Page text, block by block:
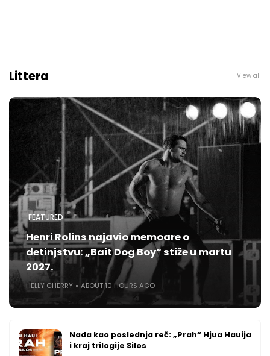
Littera View all
FEATURED
Henri Rolins najavio memoare o
detinjstvu: „Bait Dog Boy“ stiže u martu
2027.
HELLY CHERRY ABOUT 10 HOURS AGO
Nada kao poslednja reč: „Prah“ Hjua Hauija
i kraj trilogije Silos